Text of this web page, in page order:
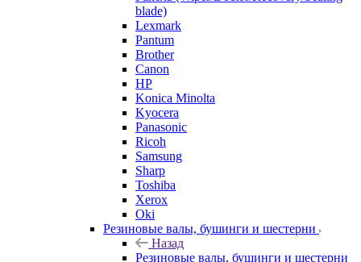
blade)
Lexmark
Pantum
Brother
Canon
HP
Konica Minolta
Kyocera
Panasonic
Ricoh
Samsung
Sharp
Toshiba
Xerox
Oki
Резиновые валы, бушинги и шестерни
Назад
Резиновые валы, бушинги и шестерни